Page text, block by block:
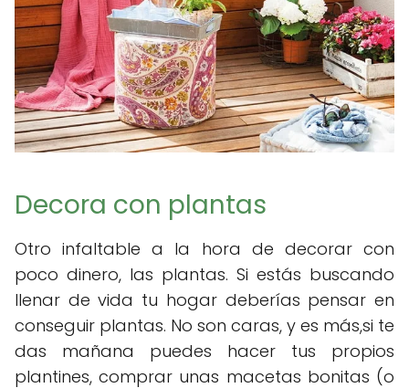
Decora con plantas
Otro infaltable a la hora de decorar con
poco dinero, las plantas. Si estás buscando
llenar de vida tu hogar deberías pensar en
conseguir plantas. No son caras, y es más,si te
das mañana puedes hacer tus propios
plantines, comprar unas macetas bonitas (o